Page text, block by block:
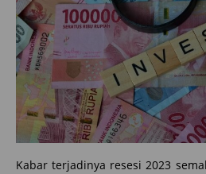
Kabar terjadinya resesi 2023